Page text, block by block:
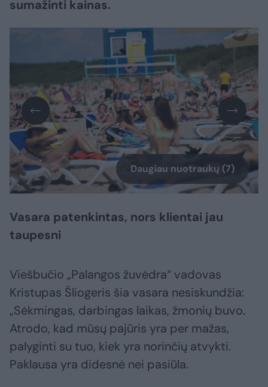
sumažinti kainas.
Daugiau nuotraukų (7)
Vasara patenkintas, nors klientai jau
taupesni
Viešbučio „Palangos žuvėdra“ vadovas
Kristupas Šliogeris šia vasara nesiskundžia:
„Sėkmingas, darbingas laikas, žmonių buvo.
Atrodo, kad mūsų pajūris yra per mažas,
palyginti su tuo, kiek yra norinčių atvykti.
Paklausa yra didesnė nei pasiūla.